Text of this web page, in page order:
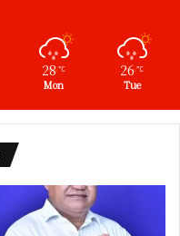
28℃
Mon
26℃
Tue